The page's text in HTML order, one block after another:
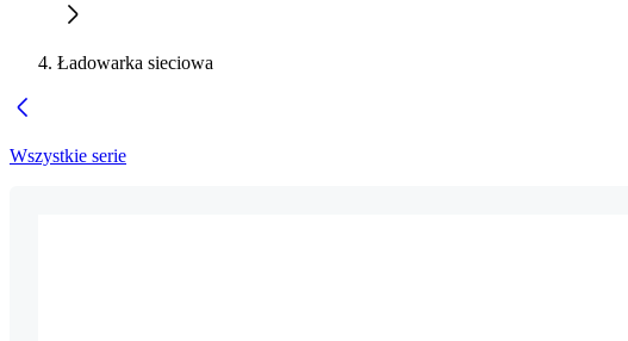
Ładowarka sieciowa
Wszystkie serie